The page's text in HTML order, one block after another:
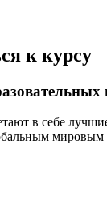
к курсу
в себе